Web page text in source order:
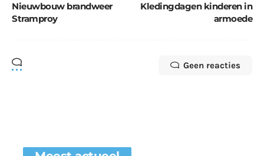
Nieuwbouw brandweer
Stramproy
Kledingdagen kinderen in
armoede
Geen reacties